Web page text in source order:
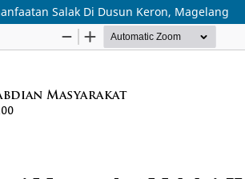
Salak Di Dusun Keron, Magelang